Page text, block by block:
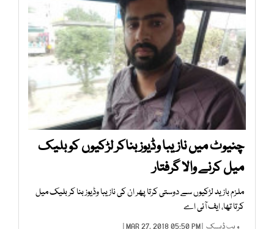
چنیوٹ میں نازیبا وڈیوز بناکر لڑکیوں کو بلیک
میل کرنے والا گرفتار
ملزم بازید لڑکیوں سے دوستی کرتا پھر ان کی نازیبا وڈیوز بنا کر بلیک میل
کرتا تھا، ایف آئی اے